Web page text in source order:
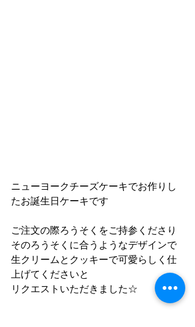
ニューヨークチーズケーキでお作りし
たお誕生日ケーキです
ご注文の際ろうそくをご持参くださり
そのろうそくに合うようなデザインで
生クリームとクッキーで可愛らしく仕
上げてくださいと
リクエストいただきました☆